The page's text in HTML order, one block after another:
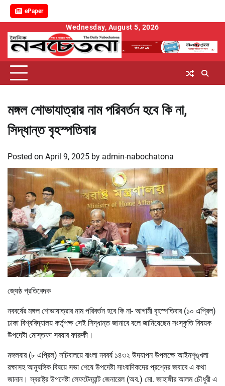
ePaper
content
Wednesday, August 5, 2026
মঙ্গল শোভাযাত্রার নাম পরিবর্তন হবে কি না,
সিদ্ধান্ত বৃহস্পতিবার
Posted on April 9, 2025 by admin-nabochatona
জ্যেষ্ঠ প্রতিবেদক
নববর্ষের মঙ্গল শোভাযাত্রার নাম পরিবর্তন হবে কি না- আগামী বৃহস্পতিবার (১০ এপ্রিল)
ঢাকা বিশ্ববিদ্যালয় কর্তৃপক্ষ সেই সিদ্ধান্ত জানাবে বলে জানিয়েছেন সংস্কৃতি বিষয়ক
উপদেষ্টা মোস্তফা সরয়ার ফারুকী।
মঙ্গলবার (৮ এপ্রিল) সচিবালয়ে বাংলা নববর্ষ ১৪৩২ উদযাপন উপলক্ষে আইনশৃঙ্খলা
রক্ষাসহ আনুষঙ্গিক বিষয়ে সভা শেষে উপদেষ্টা সাংবাদিকদের প্রশ্নের জবাবে এ কথা
জানান। স্বরাষ্ট্র উপদেষ্টা লেফটেন্যান্ট জেনারেল (অব.) মো. জাহাঙ্গীর আলম চৌধুরী এ